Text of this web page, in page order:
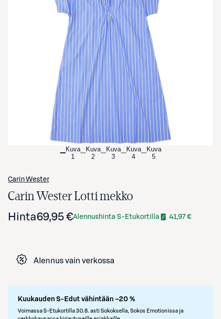
Avaa tuotekuva suurennettuna
Kuva
1
Kuva
2
Kuva
3
Kuva
4
Kuva
5
Carin Wester
Carin Wester Lotti mekko
Hinta69,95 €Alennushinta S-Etukortilla 41,97 €
Alennus vain verkossa
Kuukauden S-Edut vähintään –20 %
Voimassa S-Etukortilla 30.8. asti Sokoksella, Sokos Emotionissa ja